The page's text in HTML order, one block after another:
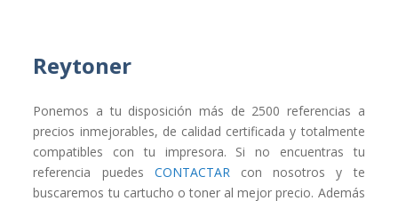
Reytoner
Ponemos a tu disposición más de 2500 referencias a
precios inmejorables, de calidad certificada y totalmente
compatibles con tu impresora. Si no encuentras tu
referencia puedes CONTACTARcon nosotros y te
buscaremos tu cartucho o toner al mejor precio. Además